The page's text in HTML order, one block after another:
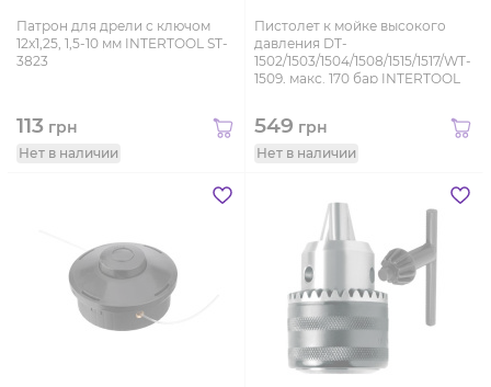
Патрон для дрели с ключом
12x1,25, 1,5-10 мм INTERTOOL ST-
3823
113 грн
Нет в наличии
Пистолет к мойке высокого
давления DT-
1502/1503/1504/1508/1515/1517/WT-
1509, макс. 170 бар INTERTOOL
549 грн
Нет в наличии